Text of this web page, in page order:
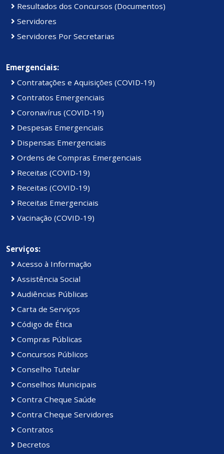
Resultados dos Concursos (Documentos)
Servidores
Servidores Por Secretarias
Emergenciais:
Contratações e Aquisições (COVID-19)
Contratos Emergenciais
Coronavírus (COVID-19)
Despesas Emergenciais
Dispensas Emergenciais
Ordens de Compras Emergenciais
Receitas (COVID-19)
Receitas (COVID-19)
Receitas Emergenciais
Vacinação (COVID-19)
Serviços:
Acesso à Informação
Assistência Social
Audiências Públicas
Carta de Serviços
Código de Ética
Compras Públicas
Concursos Públicos
Conselho Tutelar
Conselhos Municipais
Contra Cheque Saúde
Contra Cheque Servidores
Contratos
Decretos